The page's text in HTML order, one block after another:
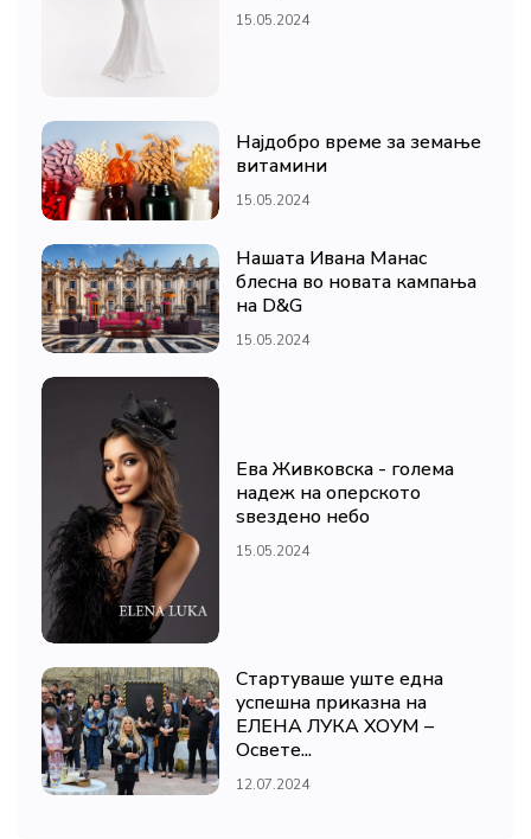
15.05.2024
Најдобро време за земање
витамини
15.05.2024
Нашата Ивана Манас
блесна во новата кампања
на D&G
15.05.2024
Ева Живковска - голема
надеж на оперското
ѕвездено небо
15.05.2024
Стартуваше уште една
успешна приказна на
ЕЛЕНА ЛУКА ХОУМ –
Освете...
12.07.2024